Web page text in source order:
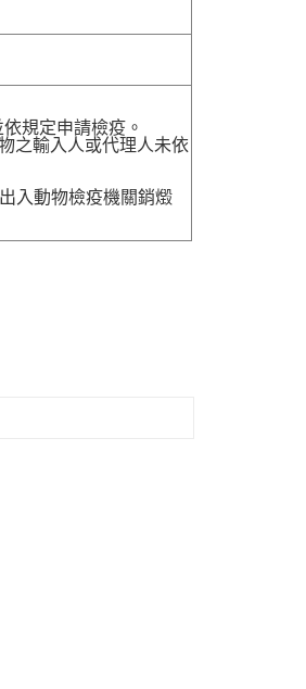
規定申請檢疫。
之輸入人或代理人未依
入動物檢疫機關銷燬